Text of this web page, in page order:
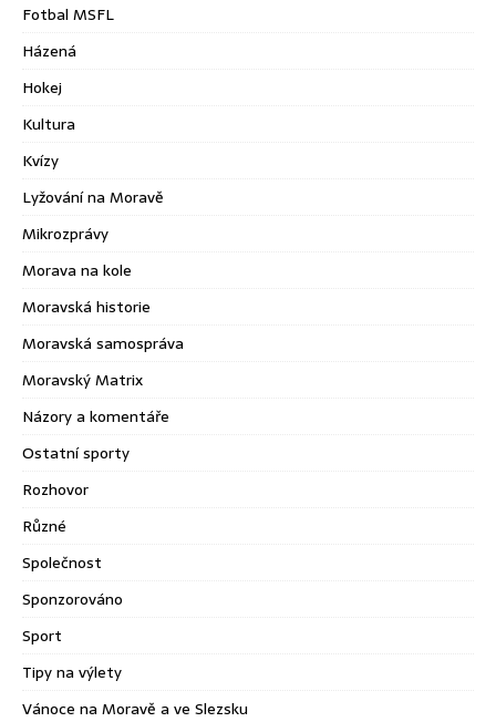
Fotbal MSFL
Házená
Hokej
Kultura
Kvízy
Lyžování na Moravě
Mikrozprávy
Morava na kole
Moravská historie
Moravská samospráva
Moravský Matrix
Názory a komentáře
Ostatní sporty
Rozhovor
Různé
Společnost
Sponzorováno
Sport
Tipy na výlety
Vánoce na Moravě a ve Slezsku